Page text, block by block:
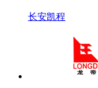
长安凯程